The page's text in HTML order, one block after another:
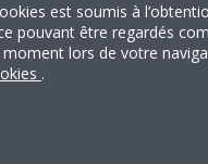
est soumis à
pouvant être regardés
lors de votre
.